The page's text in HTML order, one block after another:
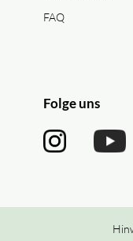
FAQ
Folge uns